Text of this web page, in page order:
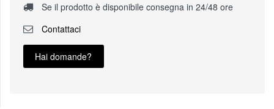
Se il prodotto è disponibile consegna in 24/48 ore
Contattaci
Hai domande?